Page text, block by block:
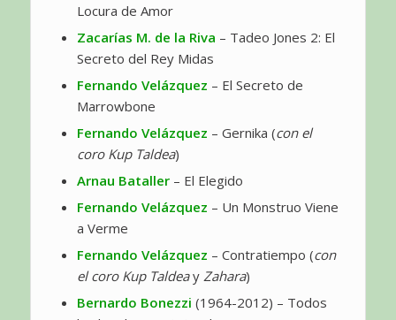
Locura de Amor
Zacarías M. de la Riva – Tadeo Jones 2: El
Secreto del Rey Midas
Fernando Velázquez – El Secreto de
Marrowbone
Fernando Velázquez – Gernika (con el
coro Kup Taldea)
Arnau Bataller– El Elegido
Fernando Velázquez – Un Monstruo Viene
a Verme
Fernando Velázquez – Contratiempo (con
el coro Kup Taldeay Zahara)
Bernardo Bonezzi (1964-2012) – Todos